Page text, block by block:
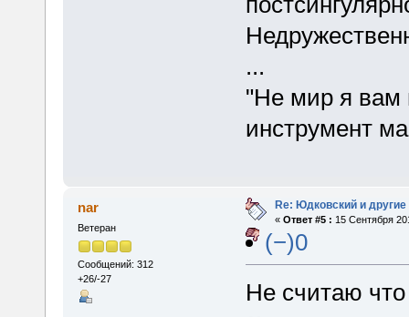
...
"Не мир я вам
инструмент
nar
Ветеран
Сообщений: 312
+26/-27
Re: Юдковский и
« Ответ #5 : 15 Сентября
(−)0
Не считаю что